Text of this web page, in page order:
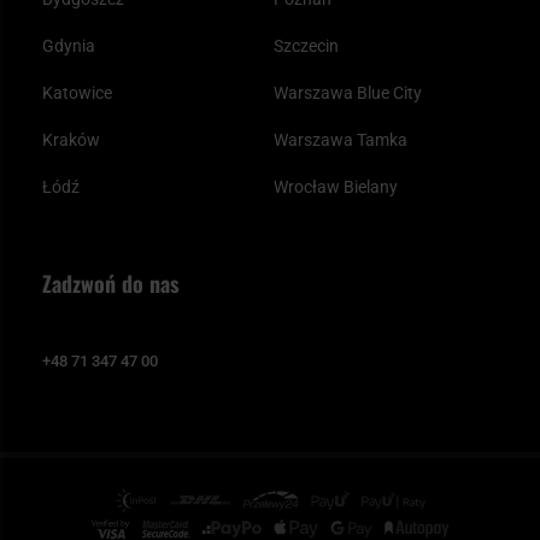
Gdynia
Katowice
Kraków
Łódź
Szczecin
Warszawa Blue City
Warszawa Tamka
Wrocław Bielany
Zadzwoń do nas
+48 71 347 47 00